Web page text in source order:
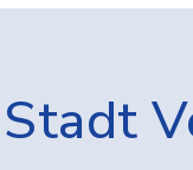
Stadt